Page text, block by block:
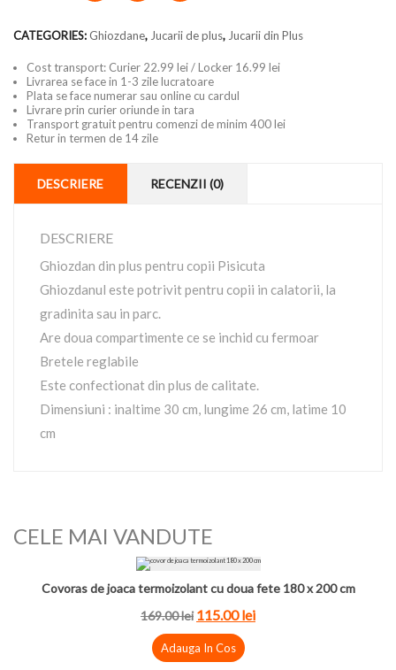
CATEGORIES: Ghiozdane, Jucarii de plus, Jucarii din Plus
Cost transport: Curier 22.99 lei / Locker 16.99 lei
Livrarea se face in 1-3 zile lucratoare
Plata se face numerar sau online cu cardul
Livrare prin curier oriunde in tara
Transport gratuit pentru comenzi de minim 400 lei
Retur in termen de 14 zile
DESCRIERE RECENZII (0)
DESCRIERE
Ghiozdan din plus pentru copii Pisicuta
Ghiozdanul este potrivit pentru copii in calatorii, la
gradinita sau in parc.
Are doua compartimente ce se inchid cu fermoar
Bretele reglabile
Este confectionat din plus de calitate.
Dimensiuni : inaltime 30 cm, lungime 26 cm, latime 10
cm
CELE MAI VANDUTE
Covoras de joaca termoizolant cu doua fete 180 x 200 cm
169.00lei 115.00lei
Adauga In Cos